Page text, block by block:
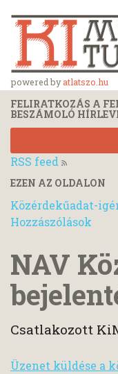
powered byatlatszo.hu
FELIRATKOZÁS A
BESZÁMOLÓ
RSS feed
EZEN AZ OLDALON
Közérdekűadat-
Hozzászólások
NAV
Csatlakozott
Üzenet küldése a